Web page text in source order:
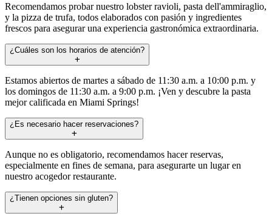
Recomendamos probar nuestro lobster ravioli, pasta dell'ammiraglio,
y la pizza de trufa, todos elaborados con pasión y ingredientes
frescos para asegurar una experiencia gastronómica extraordinaria.
¿Cuáles son los horarios de atención?
Estamos abiertos de martes a sábado de 11:30 a.m. a 10:00 p.m. y
los domingos de 11:30 a.m. a 9:00 p.m. ¡Ven y descubre la pasta
mejor calificada en Miami Springs!
¿Es necesario hacer reservaciones?
Aunque no es obligatorio, recomendamos hacer reservas,
especialmente en fines de semana, para asegurarte un lugar en
nuestro acogedor restaurante.
¿Tienen opciones sin gluten?